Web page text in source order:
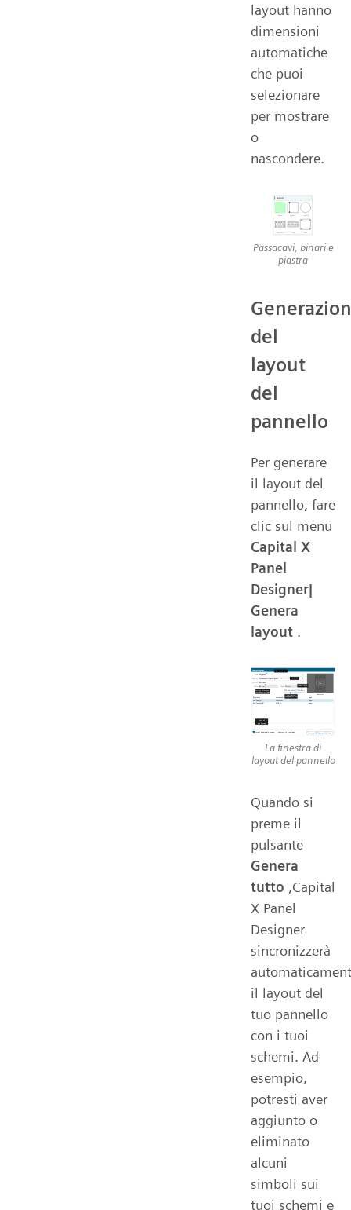
layout hanno
dimensioni
automatiche
che puoi
selezionare
per mostrare
o
nascondere.
Passacavi, binari e
piastra
del
layout
del
pannello
Per generare
il layout del
pannello, fare
clic sul menu
Capital X
Panel
Designer|
Genera
layout .
La finestra di
layout del pannello
Quando si
preme il
pulsante
Genera
tutto ,Capital
X Panel
Designer
sincronizzerà
il layout del
tuo pannello
con i tuoi
schemi. Ad
esempio,
potresti aver
aggiunto o
eliminato
alcuni
simboli sui
tuoi schemi e